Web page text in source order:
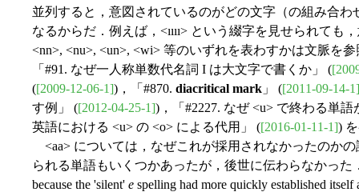
並列すると，意図されているのがどの文字（の組み合
なるからだ．例えば，<ıııı> という綴字を見せられても
<nn>, <nu>, <un>, <wi> 等のいずれを表わすかは文脈を
「#91. なぜ一人称単数代名詞 I は大文字で書くか」 (
([2009-12-06-1])，「#870. diacritical mark 」 ([2011-09-14-1]
す例」 ([2012-04-25-1])，「#2227. なぜ <u> で終わる単語
英語における <u> の <o> による代用」 ([2016-01-11-1])
<aa> については，なぜこれが採用されなかったのか
られる単語もいくつかあったが，後世に伝わらなかった
because the 'silent' e spelling had more quickly established itself